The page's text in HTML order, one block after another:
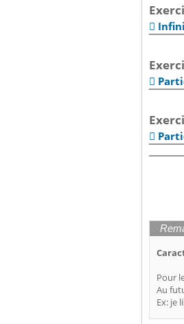



Pour
Au
Ex: je